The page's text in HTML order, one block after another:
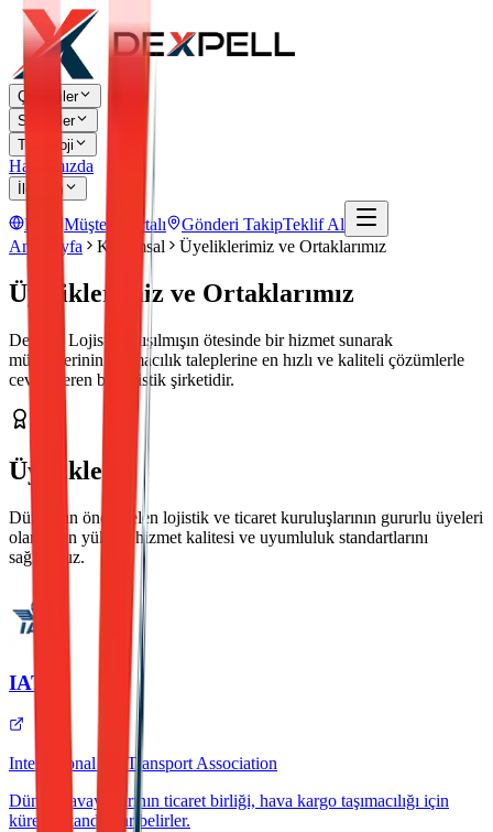
Çözümler
Sektörler
Teknoloji
Hakkımızda
İletişim
EN Müşteri Portalı Gönderi TakipTeklif Al
Ana Sayfa
Kurumsal Üyeliklerimiz ve Ortaklarımız
Üyeliklerimiz ve Ortaklarımız
Dexpell Lojistik, alışılmışın ötesinde bir hizmet sunarak
müşterilerinin taşımacılık taleplerine en hızlı ve kaliteli çözümlerle
cevap veren bir lojistik şirketidir.
Üyelikler
Dünyanın önde gelen lojistik ve ticaret kuruluşlarının gururlu üyeleri
olarak, en yüksek hizmet kalitesi ve uyumluluk standartlarını
sağlıyoruz.
IATA
International Air Transport Association
Dünya havayollarının ticaret birliği, hava kargo taşımacılığı için
küresel standartlar belirler.